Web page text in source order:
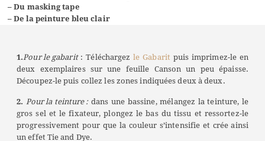
– Du masking tape
– De la peinture bleu clair
1. Pour le gabarit: Téléchargezle Gabarit puis imprimez-le en
deux exemplaires sur une feuille Canson un peu épaisse.
Découpez-le puis collez les zones indiquées deux à deux.
2. Pour la teinture :dans une bassine, mélangez la teinture, le
gros sel et le fixateur, plongez le bas du tissu et ressortez-le
progressivement pour que la couleur s’intensifie et crée ainsi
un effet Tie and Dye.